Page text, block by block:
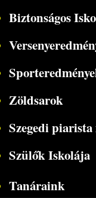
Biztonságos
Zöldsarok
Szegedi
Szülők Iskolája
Tanáraink